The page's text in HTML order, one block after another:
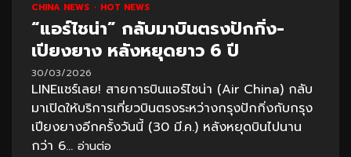
CHINA NEWS HOT NEWS
“แอร์ไชน่า” กลับมาบินตรงปักกิ่ง-
เปียงยาง หลังหยุดยาว 6 ปี
30/03/2026
LINEแชร์เลย! สายการบินแอร์ไชน่า (Air China) กลับ
มาเปิดให้บริการเที่ยวบินตรงระหว่างกรุงปักกิ่งกับกรุง
เปียงยางอีกครั้งวันนี้ (30 มี.ค.) หลังหยุดบินไปนาน
กว่า 6... อ่านต่อ